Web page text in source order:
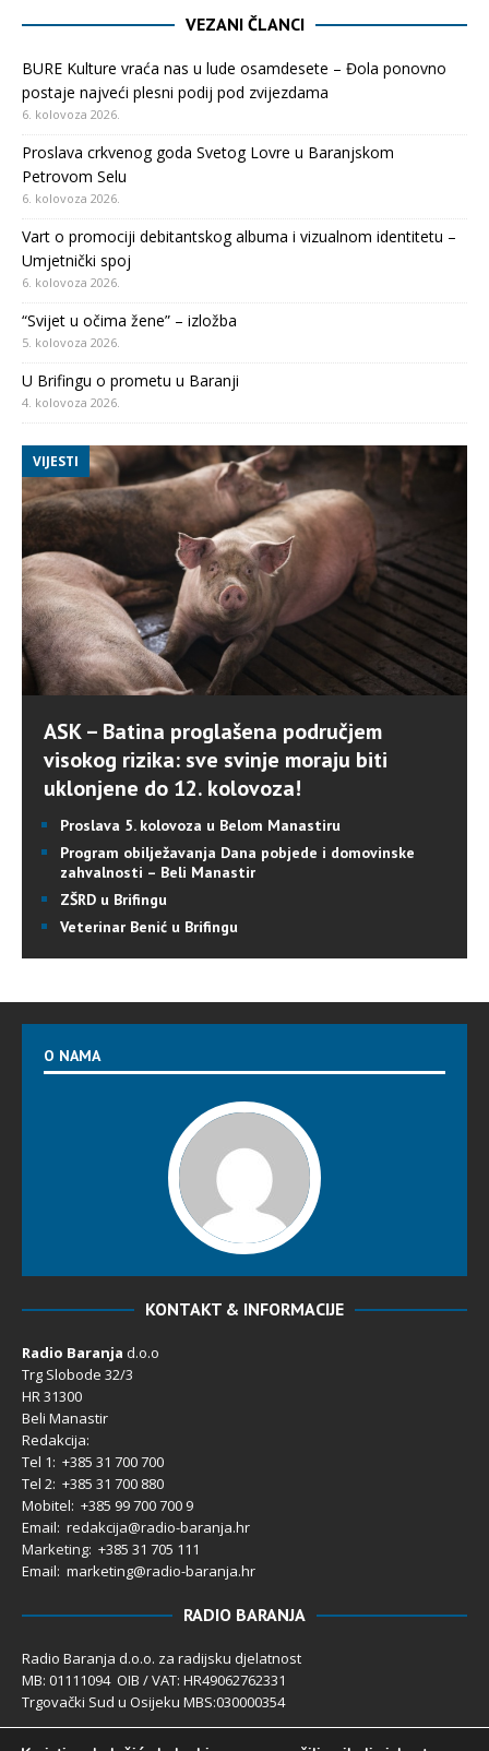
VEZANI ČLANCI
BURE Kulture vraća nas u lude osamdesete – Đola ponovno
postaje najveći plesni podij pod zvijezdama
6. kolovoza 2026.
Proslava crkvenog goda Svetog Lovre u Baranjskom
Petrovom Selu
6. kolovoza 2026.
Vart o promociji debitantskog albuma i vizualnom identitetu –
Umjetnički spoj
6. kolovoza 2026.
“Svijet u očima žene” – izložba
5. kolovoza 2026.
U Brifingu o prometu u Baranji
4. kolovoza 2026.
VIJESTI
ASK – Batina proglašena područjem
visokog rizika: sve svinje moraju biti
uklonjene do 12. kolovoza!
Proslava 5. kolovoza u Belom Manastiru
Program obilježavanja Dana pobjede i domovinske
zahvalnosti – Beli Manastir
ZŠRD u Brifingu
Veterinar Benić u Brifingu
O NAMA
KONTAKT & INFORMACIJE
Radio Baranja d.o.o
Trg Slobode 32/3
HR 31300
Beli Manastir
Redakcija:
Tel 1: +385 31 700 700
Tel 2: +385 31 700 880
Mobitel: +385 99 700 700 9
Email: redakcija@radio-baranja.hr
Marketing: +385 31 705 111
Email: marketing@radio-baranja.hr
RADIO BARANJA
Radio Baranja d.o.o. za radijsku djelatnost
MB: 01111094 OIB / VAT: HR49062762331
Trgovački Sud u Osijeku MBS:030000354
Temeljni kapital 2.600,00 € uplaćen u cijelosti